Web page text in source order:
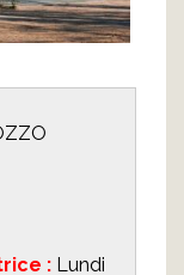
: Lundi